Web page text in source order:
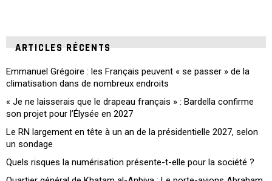
ARTICLES RÉCENTS
Emmanuel Grégoire : les Français peuvent « se passer » de la
climatisation dans de nombreux endroits
« Je ne laisserais que le drapeau français » : Bardella confirme
son projet pour l’Élysée en 2027
Le RN largement en tête à un an de la présidentielle 2027, selon
un sondage
Quels risques la numérisation présente-t-elle pour la société ?